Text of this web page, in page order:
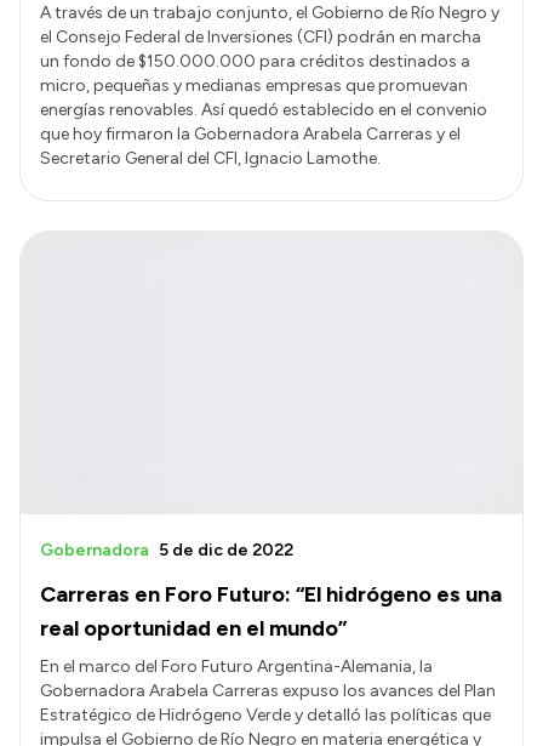
A través de un trabajo conjunto, el Gobierno de Río Negro y
el Consejo Federal de Inversiones (CFI) podrán en marcha
un fondo de $150.000.000 para créditos destinados a
micro, pequeñas y medianas empresas que promuevan
energías renovables. Así quedó establecido en el convenio
que hoy firmaron la Gobernadora Arabela Carreras y el
Secretario General del CFI, Ignacio Lamothe.
Carreras en Foro Futuro: “El hidrógeno es una
real oportunidad en el mundo”
Gobernadora 5 de dic de 2022
En el marco del Foro Futuro Argentina-Alemania, la
Gobernadora Arabela Carreras expuso los avances del Plan
Estratégico de Hidrógeno Verde y detalló las políticas que
impulsa el Gobierno de Río Negro en materia energética y